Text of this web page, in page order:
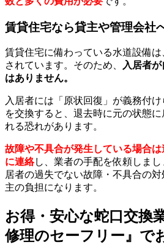
賃貸住宅なら貸主や管理会社
賃貸住宅に備わっている水道設備
されています。そのため、
入居者
はありません。
入居者には「原状回復」が義務付
を交換すると、退去時に元の状態
れる恐れがあります。
故障や不具合が発生している場合
に連絡し、業者の手配を依頼しま
居者の過失でない故障・不具合の
主の負担になります。
お得・安心な蛇口交換
修理のセーフリー』で